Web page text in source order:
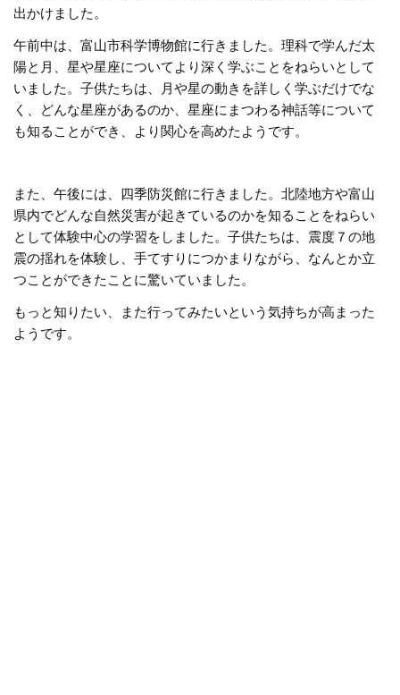
出かけました。
午前中は、富山市科学博物館に行きました。理科で学んだ太
陽と月、星や星座についてより深く学ぶことをねらいとして
いました。子供たちは、月や星の動きを詳しく学ぶだけでな
く、どんな星座があるのか、星座にまつわる神話等について
も知ることができ、より関心を高めたようです。
また、午後には、四季防災館に行きました。北陸地方や富山
県内でどんな自然災害が起きているのかを知ることをねらい
として体験中心の学習をしました。子供たちは、震度７の地
震の揺れを体験し、手てすりにつかまりながら、なんとか立
つことができたことに驚いていました。
もっと知りたい、また行ってみたいという気持ちが高まった
ようです。